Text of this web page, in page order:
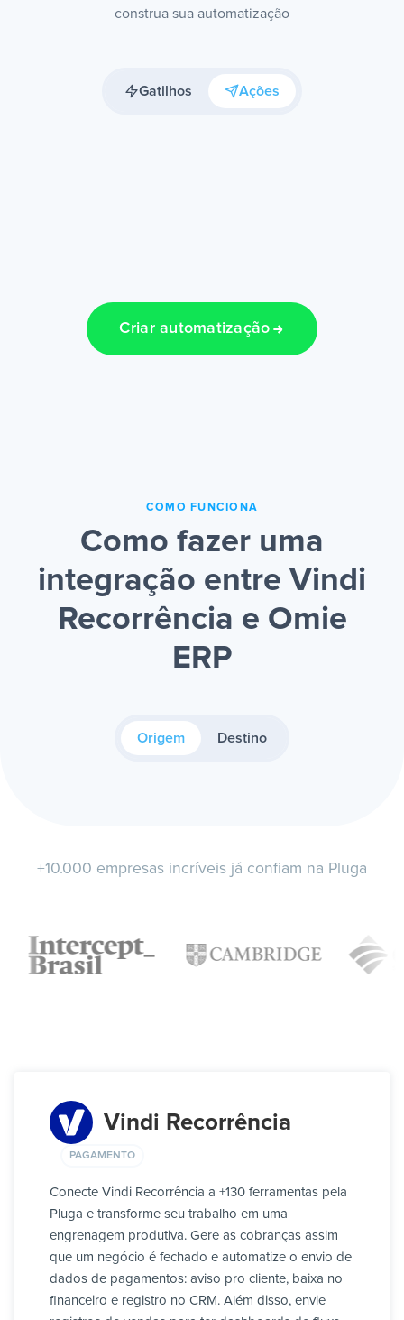
construa sua automatização
Gatilhos Ações
Criar automatização
COMO FUNCIONA
Como fazer uma
integração entre Vindi
Recorrência e Omie
ERP
Origem Destino
+10.000 empresas incríveis já confiam na Pluga
Vindi Recorrência
PAGAMENTO
Conecte Vindi Recorrência a +130 ferramentas pela
Pluga e transforme seu trabalho em uma
engrenagem produtiva. Gere as cobranças assim
que um negócio é fechado e automatize o envio de
dados de pagamentos: aviso pro cliente, baixa no
financeiro e registro no CRM. Além disso, envie